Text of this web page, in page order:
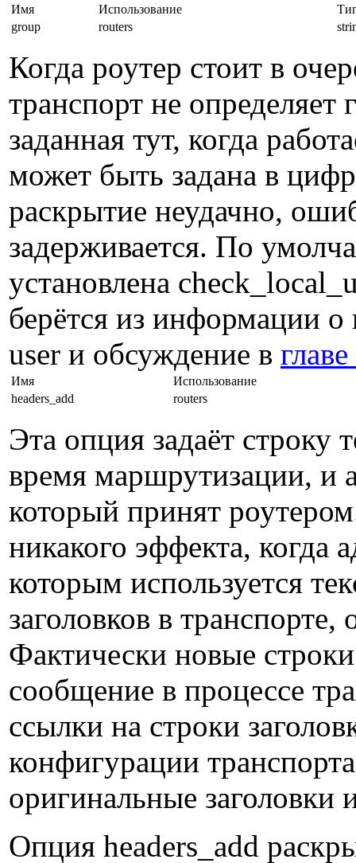
Имя Использование
group
routers
Когда роутер стоит в
транспорт не определяет
заданная тут, когда
может быть задана в
раскрытие неудачно,
задерживается. По
установлена
берётся из информации
user и обсуждение в
Имя
Использование
headers_add
routers
Эта опция задаёт строку
время маршрутизации, и
который принят
никакого эффекта, когда
которым используется
заголовков в
Фактически новые
сообщение в процессе
ссылки на строки
конфигурации
оригинальные заголовки
Опция headers_add